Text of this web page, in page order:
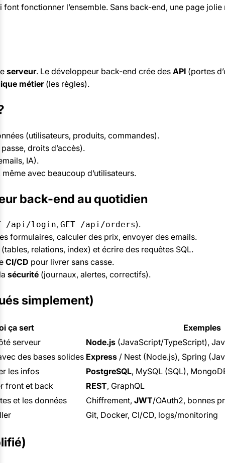
fonctionner l’ensemble. Sans back-end, une page jolie
serveur. Le développeur back-end crée des API (portes
métier(les règles).
(utilisateurs, produits, commandes).
droits d’accès).
IA).
avec beaucoup d’utilisateurs.
back-end au quotidien
/api/login, GET /api/orders).
formulaires, calculer des prix, envoyer des emails.
(tables, relations, index) et écrire des requêtes SQL.
CI/CD pour livrer sans casse.
sécurité (journaux, alertes, correctifs).
simplement)
ça sert
Exemples
serveur
Node.js (JavaScript/TypeScript),
des bases solides Express / Nest (Node.js), Spring
les infos
PostgreSQL, MySQL (SQL),
front et back
REST, GraphQL
et les données
Chiffrement, JWT/OAuth2, bonnes
Git, Docker, CI/CD, logs/monitoring